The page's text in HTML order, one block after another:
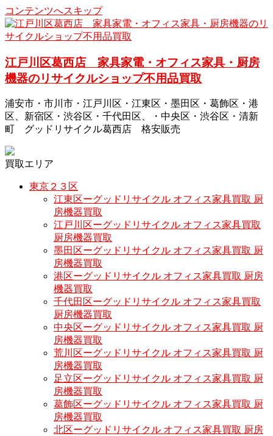
コンテンツへスキップ
江戸川区葛西店 家具家電・オフィス家具・厨房
機器のリサイクルショップ不用品買取
浦安市・市川市・江戸川区・江東区・墨田区・葛飾区・港
区、新宿区・渋谷区・千代田区、・中央区・渋谷区・清新
町 グッドリサイクル葛西店 格安販売
買取エリア
東京２３区
江東区ーグッドリサイクル オフィス家具買取 厨
房機器買取
江戸川区ーグッドリサイクル オフィス家具買取
厨房機器買取
墨田区ーグッドリサイクル オフィス家具買取 厨
房機器買取
港区ーグッドリサイクル オフィス家具買取 厨房
機器買取
千代田区ーグッドリサイクル オフィス家具買取
厨房機器買取
中央区ーグッドリサイクル オフィス家具買取 厨
房機器買取
荒川区ーグッドリサイクル オフィス家具買取 厨
房機器買取
足立区ーグッドリサイクル オフィス家具買取 厨
房機器買取
葛飾区ーグッドリサイクル オフィス家具買取 厨
房機器買取
北区ーグッドリサイクル オフィス家具買取 厨房